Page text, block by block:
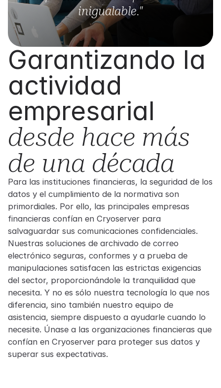
Garantizando la
actividad
empresarial
desde hace más
de una década
Para las instituciones financieras, la seguridad de los
datos y el cumplimiento de la normativa son
primordiales. Por ello, las principales empresas
financieras confían en Cryoserver para
salvaguardar sus comunicaciones confidenciales.
Nuestras soluciones de archivado de correo
electrónico seguras, conformes y a prueba de
manipulaciones satisfacen las estrictas exigencias
del sector, proporcionándole la tranquilidad que
necesita. Y no es sólo nuestra tecnología lo que nos
diferencia, sino también nuestro equipo de
asistencia, siempre dispuesto a ayudarle cuando lo
necesite. Únase a las organizaciones financieras que
confían en Cryoserver para proteger sus datos y
superar sus expectativas.
inigualable."